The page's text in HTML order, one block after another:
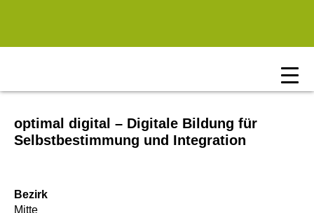
optimal digital – Digitale Bildung für
Selbstbestimmung und Integration
Bezirk
Mitte